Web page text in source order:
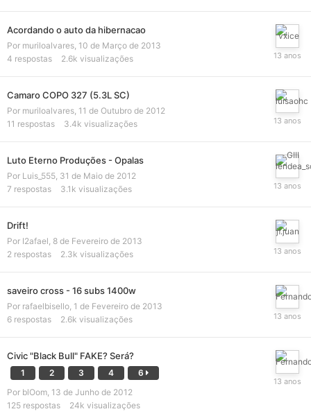
Acordando o auto da hibernacao
Por muriloalvares, 10 de Março de 2013
4 respostas 2.6k visualizações
Camaro COPO 327 (5.3L SC)
Por muriloalvares, 11 de Outubro de 2012
11 respostas 3.4k visualizações
Luto Eterno Produções - Opalas
Por Luis_555, 31 de Maio de 2012
7 respostas 3.1k visualizações
Drift!
Por I2afael, 8 de Fevereiro de 2013
2 respostas 2.3k visualizações
saveiro cross - 16 subs 1400w
Por rafaelbisello, 1 de Fevereiro de 2013
6 respostas 2.6k visualizações
Civic "Black Bull" FAKE? Será?
1 2 3 4
6
Por blOom, 13 de Junho de 2012
125 respostas 24k visualizações